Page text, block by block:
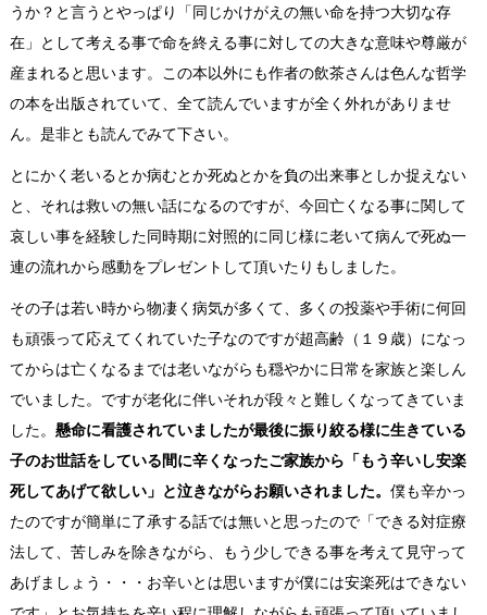
うか？と言うとやっぱり「同じかけがえの無い命を持つ大切な存
在」として考える事で命を終える事に対しての大きな意味や尊厳が
産まれると思います。この本以外にも作者の飲茶さんは色んな哲学
の本を出版されていて、全て読んでいますが全く外れがありませ
ん。是非とも読んでみて下さい。
とにかく老いるとか病むとか死ぬとかを負の出来事としか捉えない
と、それは救いの無い話になるのですが、今回亡くなる事に関して
哀しい事を経験した同時期に対照的に同じ様に老いて病んで死ぬ一
連の流れから感動をプレゼントして頂いたりもしました。
その子は若い時から物凄く病気が多くて、多くの投薬や手術に何回
も頑張って応えてくれていた子なのですが超高齢（１９歳）になっ
てからは亡くなるまでは老いながらも穏やかに日常を家族と楽しん
でいました。ですが老化に伴いそれが段々と難しくなってきていま
した。 懸命に看護されていましたが最後に振り絞る様に生きている
子のお世話をしている間に辛くなったご家族から「もう辛いし安楽
死してあげて欲しい」と泣きながらお願いされました。 僕も辛かっ
たのですが簡単に了承する話では無いと思ったので「できる対症療
法して、苦しみを除きながら、もう少しできる事を考えて見守って
あげましょう・・・お辛いとは思いますが僕には安楽死はできない